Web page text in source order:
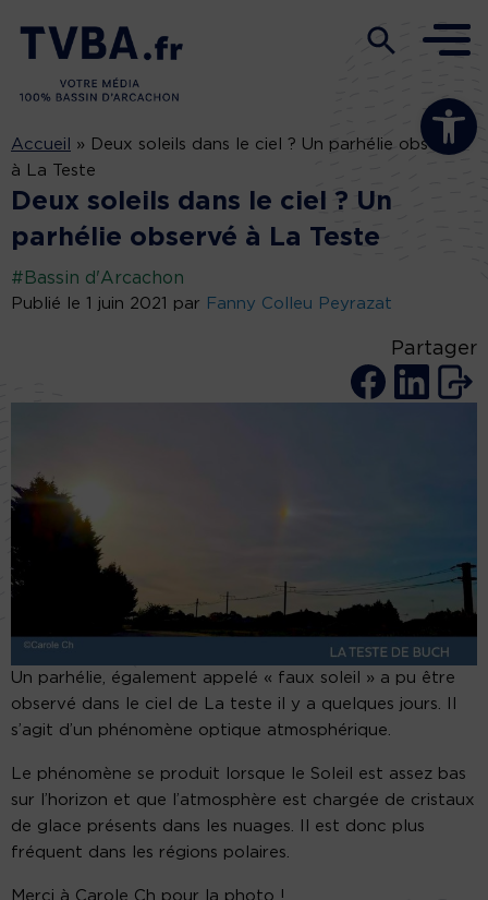
Ouvrir la
Accueil »
Deux soleils dans le ciel ? Un parhélie observé
à La Teste
Deux soleils dans le ciel ? Un
parhélie observé à La Teste
#Bassin d'Arcachon
Publié le 1 juin 2021 par Fanny Colleu Peyrazat
Partager
Un parhélie, également appelé « faux soleil » a pu être
observé dans le ciel de La teste il y a quelques jours. Il
s’agit d’un phénomène optique atmosphérique.
Le phénomène se produit lorsque le Soleil est assez bas
sur l’horizon et que l’atmosphère est chargée de cristaux
de glace présents dans les nuages. Il est donc plus
fréquent dans les régions polaires.
Merci à Carole Ch pour la photo !